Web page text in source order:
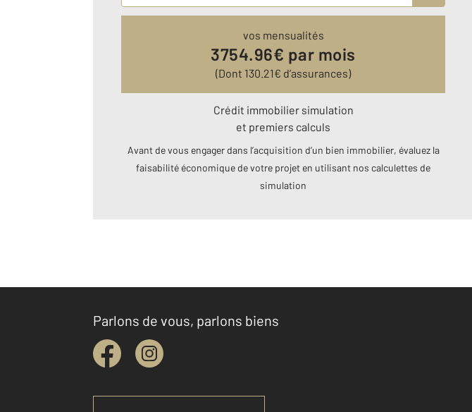
vos mensualités
3754.96€ par mois
(Dont 130.21€ d’assurances)
Crédit immobilier simulation
et premiers calculs
Avant de vous engager dans l’acquisition d’un bien immobilier, évaluez la
faisabilité économique de votre projet en utilisant nos calculettes de
simulation
Parlons de vous, parlons biens